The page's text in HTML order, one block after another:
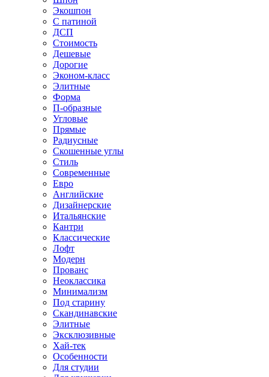
Экошпон
С патиной
ДСП
Стоимость
Дешевые
Дорогие
Эконом-класс
Элитные
Форма
П-образные
Угловые
Прямые
Радиусные
Скошенные углы
Стиль
Современные
Евро
Английские
Дизайнерские
Итальянские
Кантри
Классические
Лофт
Модерн
Прованс
Неоклассика
Минимализм
Под старину
Скандинавские
Элитные
Эксклюзивные
Хай-тек
Особенности
Для студии